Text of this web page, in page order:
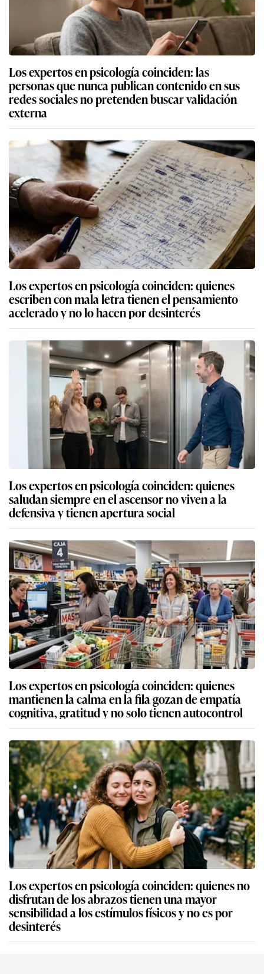
Los expertos en psicología coinciden: las
personas que nunca publican contenido en sus
redes sociales no pretenden buscar validación
externa
Los expertos en psicología coinciden: quienes
escriben con mala letra tienen el pensamiento
acelerado y no lo hacen por desinterés
Los expertos en psicología coinciden: quienes
saludan siempre en el ascensor no viven a la
defensiva y tienen apertura social
Los expertos en psicología coinciden: quienes
mantienen la calma en la fila gozan de empatía
cognitiva, gratitud y no solo tienen autocontrol
Los expertos en psicología coinciden: quienes no
disfrutan de los abrazos tienen una mayor
sensibilidad a los estímulos físicos y no es por
desinterés